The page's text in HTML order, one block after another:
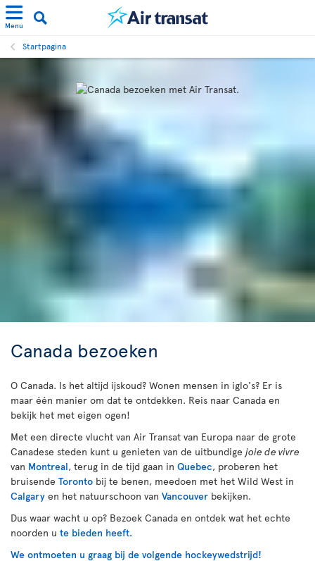
Menu
Startpagina
Canada bezoeken
O Canada. Is het altijd ijskoud? Wonen mensen in iglo's? Er is
maar één manier om dat te ontdekken. Reis naar Canada en
bekijk het met eigen ogen!
Met een directe vlucht van Air Transat van Europa naar de grote
Canadese steden kunt u genieten van de uitbundige joie de vivre
van Montreal, terug in de tijd gaan in Quebec, proberen het
bruisende Toronto bij te benen, meedoen met het Wild West in
Calgary en het natuurschoon van Vancouver bekijken.
Dus waar wacht u op? Bezoek Canada en ontdek wat het echte
noorden u te bieden heeft.
We ontmoeten u graag bij de volgende hockeywedstrijd!